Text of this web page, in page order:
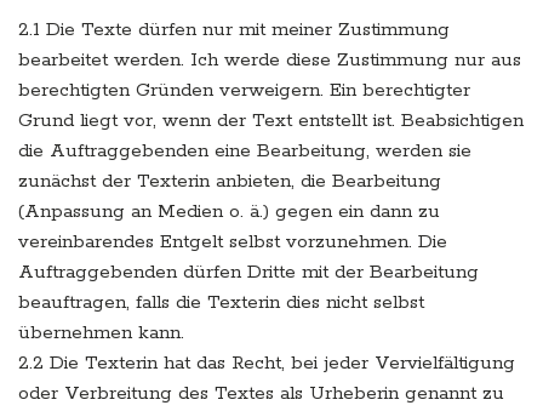
2.1 Die Texte dürfen nur mit meiner Zustimmung
bearbeitet werden. Ich werde diese Zustimmung nur aus
berechtigten Gründen verweigern. Ein berechtigter
Grund liegt vor, wenn der Text entstellt ist. Beabsichtigen
die Auftraggebenden eine Bearbeitung, werden sie
zunächst der Texterin anbieten, die Bearbeitung
(Anpassung an Medien o. ä.) gegen ein dann zu
vereinbarendes Entgelt selbst vorzunehmen. Die
Auftraggebenden dürfen Dritte mit der Bearbeitung
beauftragen, falls die Texterin dies nicht selbst
übernehmen kann.
2.2 Die Texterin hat das Recht, bei jeder Vervielfältigung
oder Verbreitung des Textes als Urheberin genannt zu